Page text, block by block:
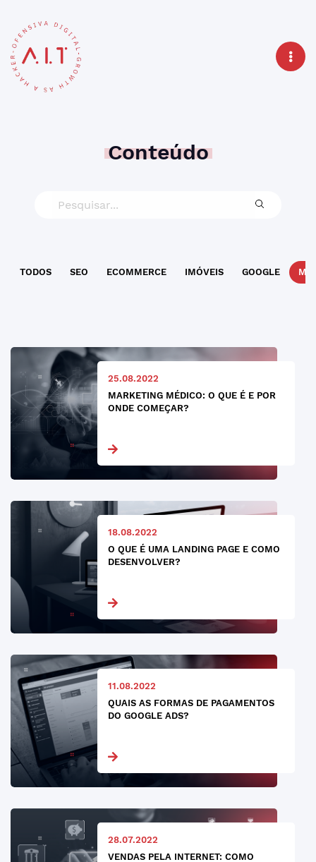
Conteúdo
TODOS SEO ECOMMERCE IMÓVEIS GOOGLE
25.08.2022
MARKETING MÉDICO: O QUE É E POR
ONDE COMEÇAR?
18.08.2022
O QUE É UMA LANDING PAGE E COMO
DESENVOLVER?
11.08.2022
QUAIS AS FORMAS DE PAGAMENTOS
DO GOOGLE ADS?
28.07.2022
VENDAS PELA INTERNET: COMO